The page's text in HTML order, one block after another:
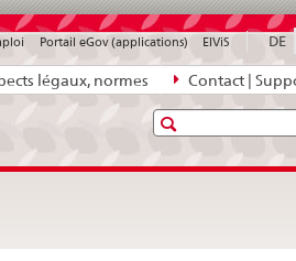
légaux, normes Contact |
DE
Portail eGov (applications) ElViS
Recherche